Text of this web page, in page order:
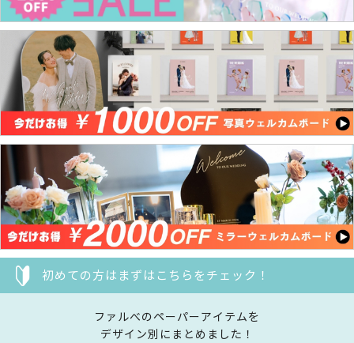
初めての方はまずはこちらをチェック！
ファルべのペーパーアイテムを
デザイン別にまとめました！